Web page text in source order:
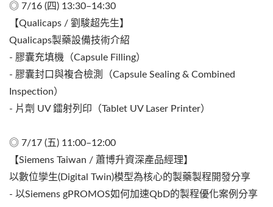
◎ 7/16 (四) 13:30–14:30
【Qualicaps / 劉駿超先生】
Qualicaps製藥設備技術介紹
- 膠囊充填機（Capsule Filling）
- 膠囊封口與複合檢測（Capsule Sealing & Combined
Inspection）
- 片劑 UV 鐳射列印（Tablet UV Laser Printer）
◎ 7/17 (五) 11:00–12:00
【Siemens Taiwan / 蕭博升資深產品經理】
以數位孿生(Digital Twin)模型為核心的製藥製程開發分享
- 以Siemens gPROMOS如何加速QbD的製程優化案例分享